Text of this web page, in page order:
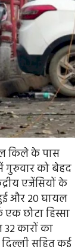
किले के पास
गुरुवार को बेहद
एजेंसियों के
और 20 घायल
छोटा हिस्सा
कारों का